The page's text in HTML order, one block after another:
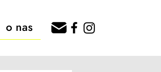
o nas